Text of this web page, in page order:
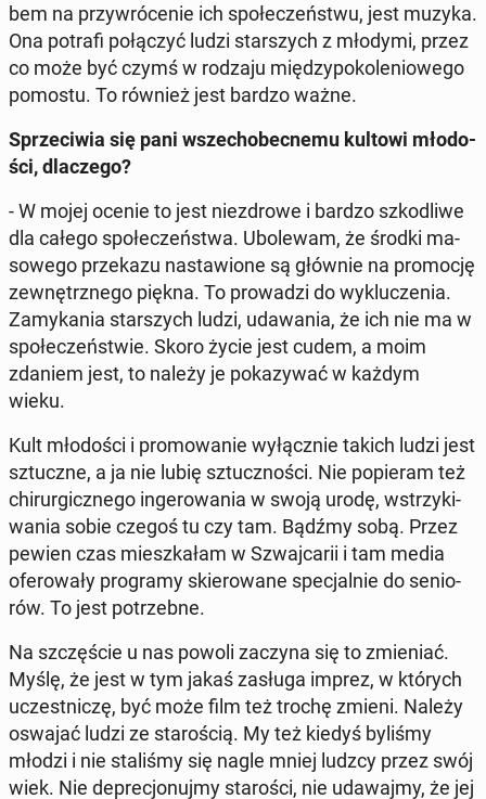
bem na przy­wró­ce­nie ich spo­łe­czeń­stwu, jest muzyka.
Ona potrafi po­łą­czyć ludzi star­szych z młodymi, przez
co może być czymś w rodzaju mię­dzy­po­ko­le­nio­we­go
pomostu. To również jest bardzo ważne.
Sprze­ci­wia się pani wszech­obec­ne­mu kultowi mło­do­
ści, dla­cze­go?
- W mojej ocenie to jest nie­zdro­we i bardzo szko­dli­we
dla całego spo­łe­czeń­stwa. Ubo­le­wam, że środki ma­
so­we­go prze­ka­zu na­sta­wio­ne są głównie na pro­mo­cję
ze­wnętrz­ne­go piękna. To pro­wa­dzi do wy­klu­cze­nia.
Za­my­ka­nia star­szych ludzi, uda­wa­nia, że ich nie ma w
spo­łe­czeń­stwie. Skoro życie jest cudem, a moim
zdaniem jest, to należy je po­ka­zy­wać w każdym
wieku.
Kult mło­do­ści i pro­mo­wa­nie wy­łącz­nie takich ludzi jest
sztucz­ne, a ja nie lubię sztucz­no­ści. Nie po­pie­ram też
chi­rur­gicz­ne­go in­ge­ro­wa­nia w swoją urodę, wstrzy­ki­
wa­nia sobie czegoś tu czy tam. Bądźmy sobą. Przez
pewien czas miesz­ka­łam w Szwaj­ca­rii i tam media
ofe­ro­wa­ły pro­gra­my skie­ro­wa­ne spe­cjal­nie do se­nio­
rów. To jest po­trzeb­ne.
Na szczę­ście u nas powoli zaczyna się to zmie­niać.
Myślę, że jest w tym jakaś zasługa imprez, w których
uczest­ni­czę, być może film też trochę zmieni. Należy
oswajać ludzi ze sta­ro­ścią. My też kiedyś byliśmy
młodzi i nie sta­li­śmy się nagle mniej ludzcy przez swój
wiek. Nie de­pre­cjo­nuj­my sta­ro­ści, nie uda­waj­my, że jej